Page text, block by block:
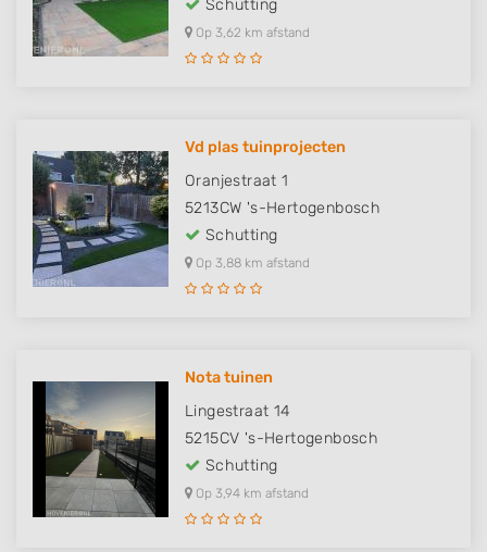
Schutting
Op 3,62 km afstand
Vd plas tuinprojecten
Oranjestraat 1
5213CW 's-Hertogenbosch
Schutting
Op 3,88 km afstand
Nota tuinen
Lingestraat 14
5215CV 's-Hertogenbosch
Schutting
Op 3,94 km afstand